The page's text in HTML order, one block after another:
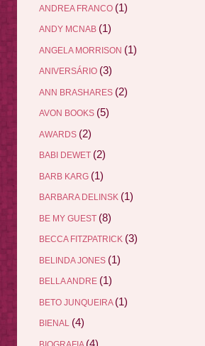
ANDREA FRANCO (1)
ANDY MCNAB (1)
ANGELA MORRISON (1)
ANIVERSÁRIO (3)
ANN BRASHARES (2)
AVON BOOKS (5)
AWARDS (2)
BABI DEWET (2)
BARB KARG (1)
BARBARA DELINSK (1)
BE MY GUEST (8)
BECCA FITZPATRICK (3)
BELINDA JONES (1)
BELLA ANDRE (1)
BETO JUNQUEIRA (1)
BIENAL (4)
(4)